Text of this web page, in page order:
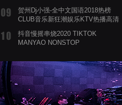
贺州Dj小强-全中文国语2018热榜
CLUB音乐新狂潮娱乐KTV热播高清
抖音慢摇串烧2020 TIKTOK
MANYAO NONSTOP
蝉爸爸妈妈爱存在夏天的风是想你的
声音啊